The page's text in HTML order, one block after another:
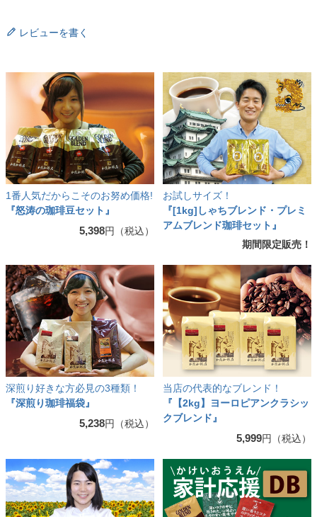
レビューを書く
1番人気だからこそのお努め価格!
『怒涛の珈琲豆セット』
5,398円（税込）
お試しサイズ！
『[1kg]しゃちブレンド・プレミ
アムブレンド珈琲セット』
期間限定販売！
深煎り好きな方必見の3種類！
『深煎り珈琲福袋』
5,238円（税込）
当店の代表的なブレンド！
『【2kg】ヨーロピアンクラシッ
クブレンド』
5,999円（税込）